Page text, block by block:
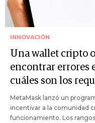
INNOVACIÓN
Una wallet cripto
encontrar errores
cuáles son los
MetaMask lanzó un
incentivar a la comunidad
funcionamiento. Los